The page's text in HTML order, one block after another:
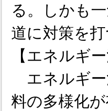
る。しかも
道に対策を打
【エネルギ
エネルギー
料の多様化